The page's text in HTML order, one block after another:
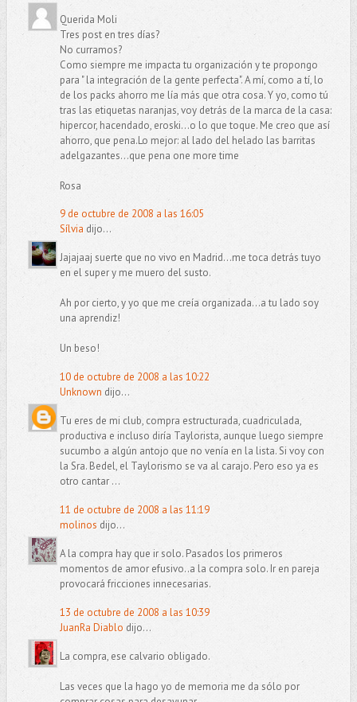
Querida Moli
Tres post en tres días?
No curramos?
Como siempre me impacta tu organización y te propongo
para " la integración de la gente perfecta". A mí, como a tí, lo
de los packs ahorro me lía más que otra cosa. Y yo, como tú
tras las etiquetas naranjas, voy detrás de la marca de la casa:
hipercor, hacendado, eroski...o lo que toque. Me creo que así
ahorro, que pena.Lo mejor: al lado del helado las barritas
adelgazantes...que pena one more time
Rosa
9 de octubre de 2008 a las 16:05
Sílvia dijo...
Jajajaaj suerte que no vivo en Madrid...me toca detrás tuyo
en el super y me muero del susto.
Ah por cierto, y yo que me creía organizada...a tu lado soy
una aprendiz!
Un beso!
10 de octubre de 2008 a las 10:22
Unknown dijo...
Tu eres de mi club, compra estructurada, cuadriculada,
productiva e incluso diría Taylorista, aunque luego siempre
sucumbo a algún antojo que no venía en la lista. Si voy con
la Sra. Bedel, el Taylorismo se va al carajo. Pero eso ya es
otro cantar ...
11 de octubre de 2008 a las 11:19
molinos dijo...
A la compra hay que ir solo. Pasados los primeros
momentos de amor efusivo..a la compra solo. Ir en pareja
provocará fricciones innecesarias.
13 de octubre de 2008 a las 10:39
JuanRa Diablo dijo...
La compra, ese calvario obligado.
Las veces que la hago yo de memoria me da sólo por